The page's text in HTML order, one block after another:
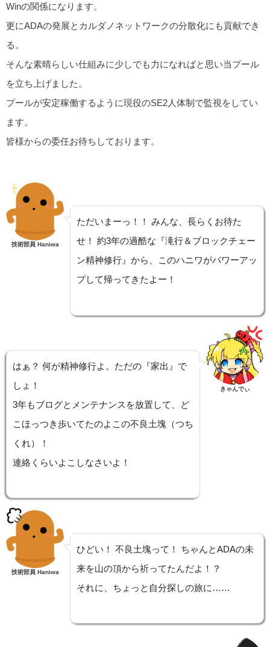
Winの関係になります。
更にADAの発展とカルダノネットワークの分散化にも貢献でき
る。
そんな素晴らしい仕組みに少しでも力になればと思い当プール
を立ち上げました。
プールが安定稼働するように現役のSE2人体制で監視をしてい
ます。
皆様からの委任お待ちしております。
技術部員 Haniwa
ただいまーっ！！ みんな、長らくお待た
せ！ 約3年の過酷な『滝行＆ブロックチェー
ン精神修行』から、このハニワがパワーアッ
プして帰ってきたよー！
はぁ？ 何が精神修行よ。ただの『家出』で
しょ！
3年もブログとメンテナンスを放置して、ど
こほっつき歩いてたのよこの不良土塊（つち
くれ）！
連絡くらいよこしなさいよ！
きゃんでぃ
技術部員 Haniwa
ひどい！ 不良土塊って！ ちゃんとADAの未
来を山の頂から祈ってたんだよ！？
それに、ちょっと自分探しの旅に……